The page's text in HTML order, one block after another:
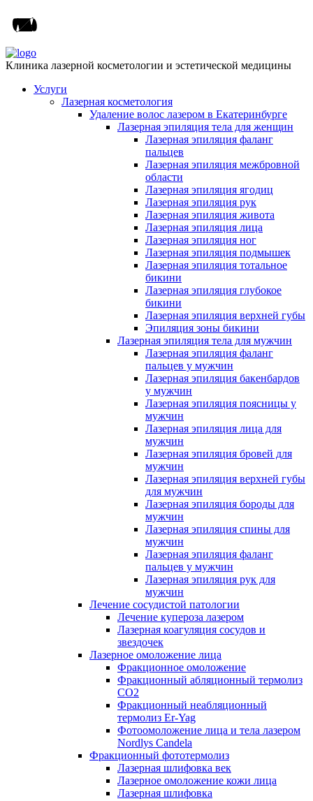
Клиника лазерной косметологии и эстетической медицины
Услуги
Лазерная косметология
Удаление волос лазером в Екатеринбурге
Лазерная эпиляция тела для женщин
Лазерная эпиляция фаланг
пальцев
Лазерная эпиляция межбровной
области
Лазерная эпиляция ягодиц
Лазерная эпиляция рук
Лазерная эпиляция живота
Лазерная эпиляция лица
Лазерная эпиляция ног
Лазерная эпиляция подмышек
Лазерная эпиляция тотальное
бикини
Лазерная эпиляция глубокое
бикини
Лазерная эпиляция верхней губы
Эпиляция зоны бикини
Лазерная эпиляция тела для мужчин
Лазерная эпиляция фаланг
пальцев у мужчин
Лазерная эпиляция бакенбардов
у мужчин
Лазерная эпиляция поясницы у
мужчин
Лазерная эпиляция лица для
мужчин
Лазерная эпиляция бровей для
мужчин
Лазерная эпиляция верхней губы
для мужчин
Лазерная эпиляция бороды для
мужчин
Лазерная эпиляция спины для
мужчин
Лазерная эпиляция фаланг
пальцев у мужчин
Лазерная эпиляция рук для
мужчин
Лечение сосудистой патологии
Лечение купероза лазером
Лазерная коагуляция сосудов и
звездочек
Лазерное омоложение лица
Фракционное омоложение
Фракционный абляционный термолиз
CO2
Фракционный неабляционный
термолиз Er-Yag
Фотоомоложение лица и тела лазером
Nordlys Candela
Фракционный фототермолиз
Лазерная шлифовка век
Лазерное омоложение кожи лица
Лазерная шлифовка